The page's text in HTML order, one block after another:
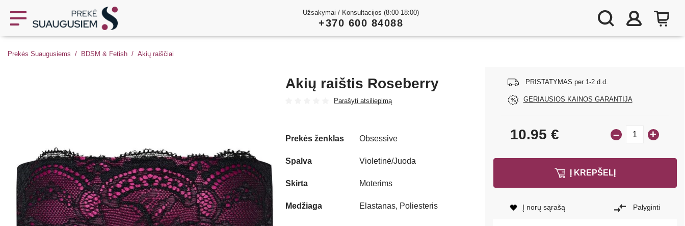
Užsakymai / Konsultacijos (8:00-18:00)
+370 600 84088
Prekės Suaugusiems BDSM & Fetish Akių raiščiai
Akių raištis Roseberry
Parašyti atsiliepimą
PRISTATYMAS per 1-2 d.d.
GERIAUSIOS KAINOS GARANTIJA
Prekės ženklas Obsessive
Spalva Violetinė/Juoda
Skirta Moterims
Medžiaga Elastanas, Poliesteris
10.95 € – +
Į KREPŠELĮ
Į norų sąrašą Palyginti